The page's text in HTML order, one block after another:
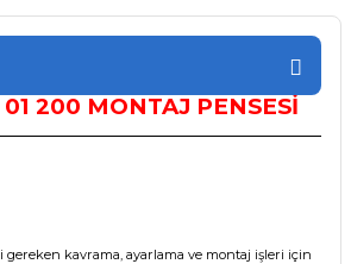
200 MONTAJ PENSESİ
kavrama, ayarlama ve montaj işleri için